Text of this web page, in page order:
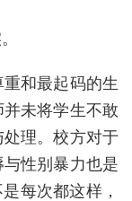
和最起码的生
未将学生不敢
理。校方对于
性别暴力也是
每次都这样，